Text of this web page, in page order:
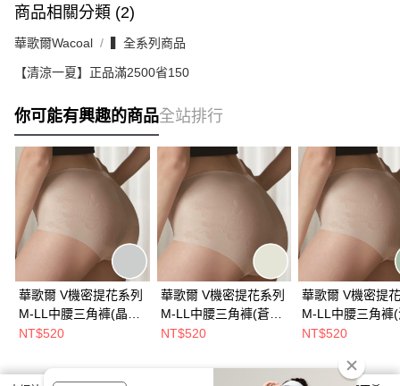
商品相關分類 (2)
華歌爾Wacoal ▍全系列商品
【清涼一夏】正品滿2500省150
你可能有興趣的商品全站排行
華歌爾 V機密提花系列
M-LL中腰三角褲(晶礦
海鹽灰) 熱銷經典款-深
NS1604FC
NT$520
華歌爾 V機密提花系列
M-LL中腰三角褲(蒼穹
黃綠) 熱銷經典款-深V
NS1604GO
NT$520
華歌爾 V機密提
M-LL中腰三角褲
霧綠) 熱銷經典
NS1604GQ
NT$520